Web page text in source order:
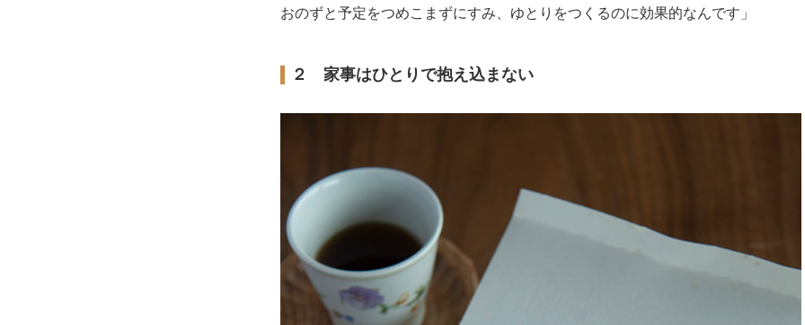
おのずと予定をつめこまずにすみ、ゆとりをつくるのに効果的なんです」
２ 家事はひとりで抱え込まない